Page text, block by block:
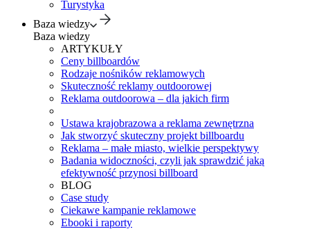
Turystyka
Baza wiedzy
Baza wiedzy
ARTYKUŁY
Ceny billboardów
Rodzaje nośników reklamowych
Skuteczność reklamy outdoorowej
Reklama outdoorowa – dla jakich firm
Ustawa krajobrazowa a reklama zewnętrzna
Jak stworzyć skuteczny projekt billboardu
Reklama – małe miasto, wielkie perspektywy
Badania widoczności, czyli jak sprawdzić jaką
efektywność przynosi billboard
BLOG
Case study
Ciekawe kampanie reklamowe
Ebooki i raporty